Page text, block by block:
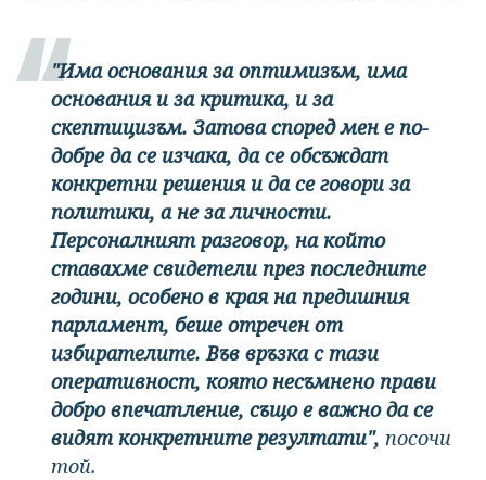
"Има основания за оптимизъм, има
основания и за критика, и за
скептицизъм. Затова според мен е по-
добре да се изчака, да се обсъждат
конкретни решения и да се говори за
политики, а не за личности.
Персоналният разговор, на който
ставахме свидетели през последните
години, особено в края на предишния
парламент, беше отречен от
избирателите. Във връзка с тази
оперативност, която несъмнено прави
добро впечатление, също е важно да се
видят конкретните резултати", посочи
той.